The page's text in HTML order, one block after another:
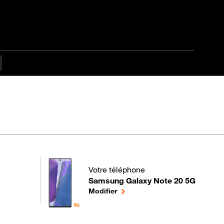
Votre téléphone
Samsung Galaxy Note 20 5G
pour votre Samsung Galaxy Note 20 5G
Modifierle téléphone sélectionné